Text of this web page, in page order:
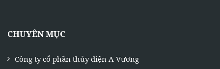
CHUYÊN MỤC
Công ty cổ phần thủy điện A Vương